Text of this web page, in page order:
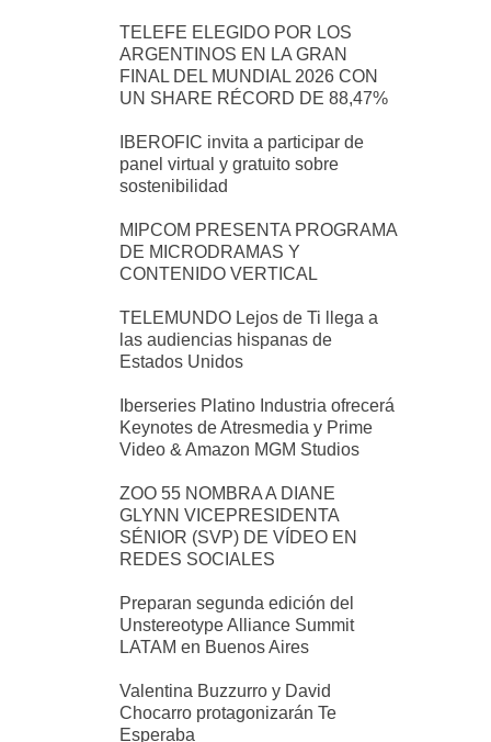
TELEFE ELEGIDO POR LOS
ARGENTINOS EN LA GRAN
FINAL DEL MUNDIAL 2026 CON
UN SHARE RÉCORD DE 88,47%
IBEROFIC invita a participar de
panel virtual y gratuito sobre
sostenibilidad
MIPCOM PRESENTA PROGRAMA
DE MICRODRAMAS Y
CONTENIDO VERTICAL
TELEMUNDO Lejos de Ti llega a
las audiencias hispanas de
Estados Unidos
Iberseries Platino Industria ofrecerá
Keynotes de Atresmedia y Prime
Video & Amazon MGM Studios
ZOO 55 NOMBRA A DIANE
GLYNN VICEPRESIDENTA
SÉNIOR (SVP) DE VÍDEO EN
REDES SOCIALES
Preparan segunda edición del
Unstereotype Alliance Summit
LATAM en Buenos Aires
Valentina Buzzurro y David
Chocarro protagonizarán Te
Esperaba